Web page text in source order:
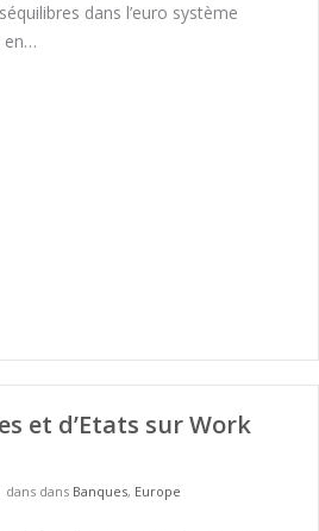
dans l’euro système
en…
et d’Etats sur Work
dans dans Banques, Europe